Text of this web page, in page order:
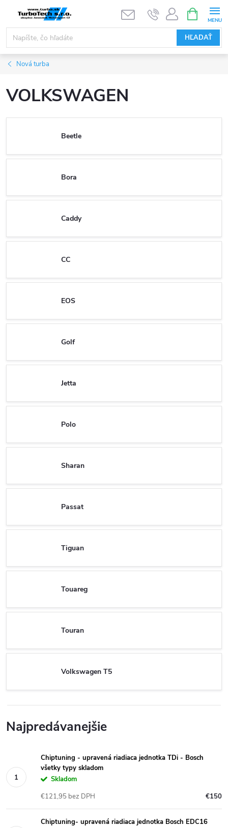
obsah
HĽADAŤ
KOŠÍK
Nová turba
VOLKSWAGEN
Beetle
Bora
Caddy
CC
EOS
Golf
Jetta
Polo
Sharan
Passat
Tiguan
Touareg
Touran
Volkswagen T5
Najpredávanejšie
Chiptuning - upravená riadiaca jednotka TDi - Bosch
všetky typy skladom
Skladom
€150
€121,95 bez DPH
Chiptuning- upravená riadiaca jednotka Bosch EDC16